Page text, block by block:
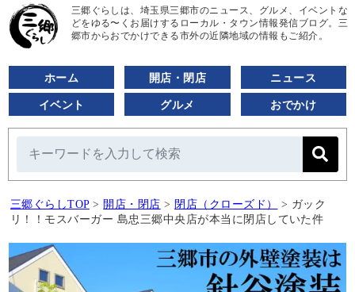
三郷ぐらしは、埼玉県三郷市のニュース、グルメ、イベントな
どをゆる〜くお届けするローカル・タウン情報発信ブログ。三
郷市からおでかけできる市外の近隣地域の情報もご紹介。
ホーム 開店・閉店 ニュース
イベント グルメ おでかけ
三郷ぐらしTOP > 開店・閉店 > 閉店（クローズド） > ガック
リ！！モスバーガー 島忠三郷中央店が本当に閉店していた件